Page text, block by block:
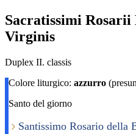
Sacratissimi
Virginis
Duplex II. classis
Colore liturgico: azzurro
Santo del giorno
Santissimo Rosario della